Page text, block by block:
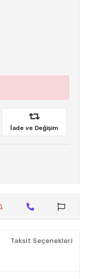
İade ve Değişim
Taksit Seçenekleri